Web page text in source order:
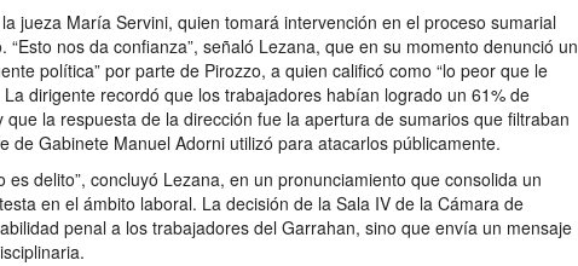
jueza María Servini, quien tomará intervención en el proceso sumarial
nos da confianza”, señaló Lezana, que en su momento denunció un
política” por parte de Pirozzo, a quien calificó como “lo peor que le
dirigente recordó que los trabajadores habían logrado un 61% de
la respuesta de la dirección fue la apertura de sumarios que filtraban
de Gabinete Manuel Adorni utilizó para atacarlos públicamente.
delito”, concluyó Lezana, en un pronunciamiento que consolida un
en el ámbito laboral. La decisión de la Sala IV de la Cámara de
penal a los trabajadores del Garrahan, sino que envía un mensaje